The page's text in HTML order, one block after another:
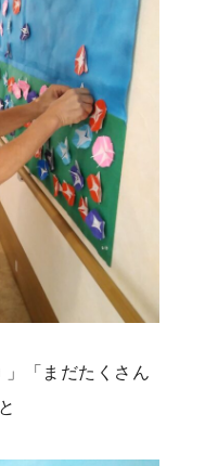
」「まだたくさん